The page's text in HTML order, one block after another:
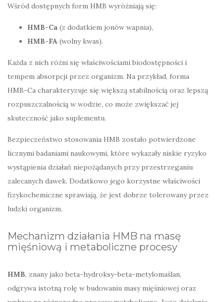
Wśród dostępnych form HMB wyróżniają się:
HMB-Ca (z dodatkiem jonów wapnia),
HMB-FA (wolny kwas).
Każda z nich różni się właściwościami biodostępności i
tempem absorpcji przez organizm. Na przykład, forma
HMB-Ca charakteryzuje się większą stabilnością oraz lepszą
rozpuszczalnością w wodzie, co może zwiększać jej
skuteczność jako suplementu.
Bezpieczeństwo stosowania HMB zostało potwierdzone
licznymi badaniami naukowymi, które wykazały niskie ryzyko
wystąpienia działań niepożądanych przy przestrzeganiu
zalecanych dawek. Dodatkowo jego korzystne właściwości
fizykochemiczne sprawiają, że jest dobrze tolerowany przez
ludzki organizm.
Mechanizm działania HMB na masę
mięśniową i metaboliczne procesy
HMB, znany jako beta-hydroksy-beta-metylomaślan,
odgrywa istotną rolę w budowaniu masy mięśniowej oraz